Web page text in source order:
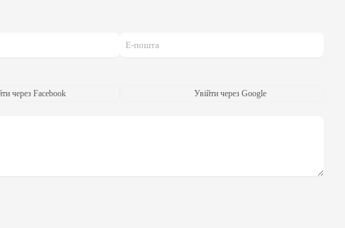
через Facebook
Увійти через Google